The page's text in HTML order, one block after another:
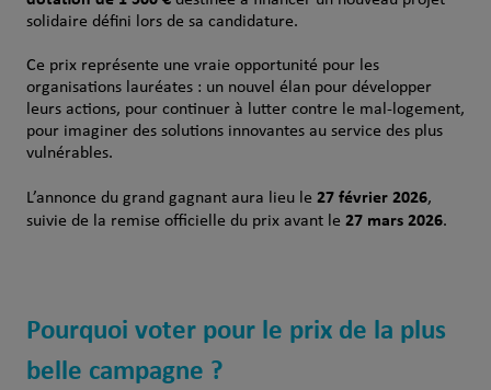
solidaire défini lors de sa candidature.
Ce prix représente une vraie opportunité pour les
organisations lauréates : un nouvel élan pour développer
leurs actions, pour continuer à lutter contre le mal‑logement,
pour imaginer des solutions innovantes au service des plus
vulnérables.
L’annonce du grand gagnant aura lieu le 27 février 2026,
suivie de la remise offi­cielle du prix avant le 27 mars 2026.
Pourquoi voter pour le prix de la plus
belle campagne ?